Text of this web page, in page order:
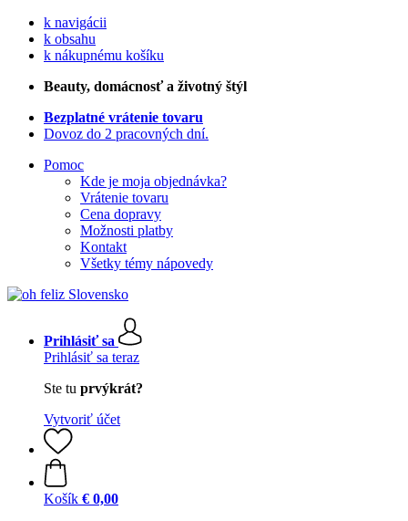
k navigácii
k obsahu
k nákupnému košíku
Beauty, domácnosť a životný štýl
Bezplatné vrátenie tovaru
Dovoz do 2 pracovných dní.
Pomoc
Kde je moja objednávka?
Vrátenie tovaru
Cena dopravy
Možnosti platby
Kontakt
Všetky témy nápovedy
Prihlásiť sa
Prihlásiť sa teraz
Ste tu prvýkrát?
Vytvoriť účet
Košík € 0,00